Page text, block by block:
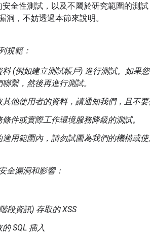
全性測試，以及不屬於研究範圍的測
洞，不妨透過本節來說明。
規範：
(例如建立測試帳戶) 進行測試。如果
繫，然後再進行測試。
他使用者的資料，請通知我們，且不要
件或實際工作環境服務降級的測試。
用範圍內，請勿試圖為我們的機構或使
全漏洞和影響：
段資訊) 存取的 XSS
SQL 插入